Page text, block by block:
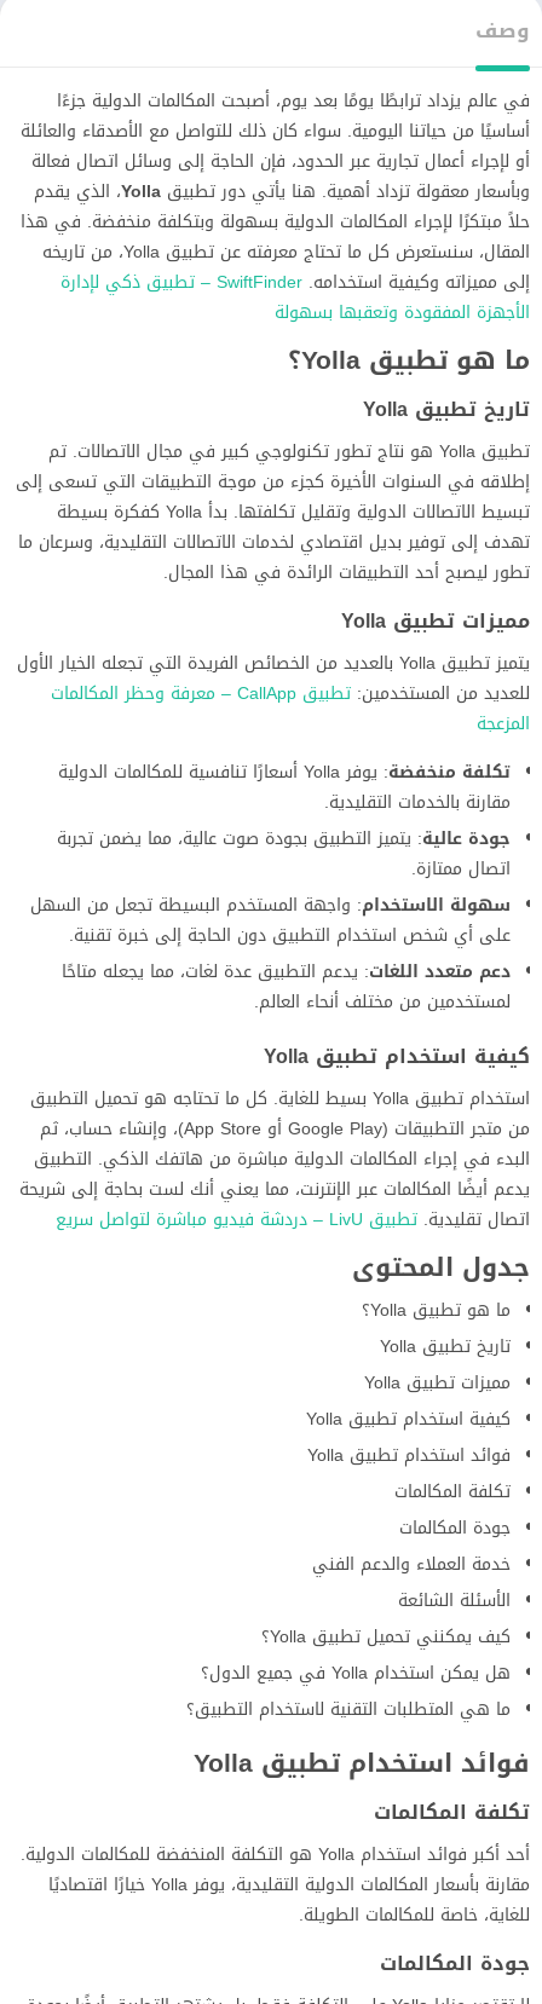
وصف
في عالم يزداد ترابطًا يومًا بعد يوم، أصبحت المكالمات الدولية جزءًا
أساسيًا من حياتنا اليومية. سواء كان ذلك للتواصل مع الأصدقاء والعائلة
أو لإجراء أعمال تجارية عبر الحدود، فإن الحاجة إلى وسائل اتصال فعالة
وبأسعار معقولة تزداد أهمية. هنا يأتي دور تطبيق Yolla، الذي يقدم
حلاً مبتكرًا لإجراء المكالمات الدولية بسهولة وبتكلفة منخفضة. في هذا
المقال، سنستعرض كل ما تحتاج معرفته عن تطبيق Yolla، من تاريخه
إلى مميزاته وكيفية استخدامه.
SwiftFinder – تطبيق ذكي لإدارة
الأجهزة المفقودة وتعقبها بسهولة
ما هو تطبيق Yolla؟
تاريخ تطبيق Yolla
تطبيق Yolla هو نتاج تطور تكنولوجي كبير في مجال الاتصالات. تم
إطلاقه في السنوات الأخيرة كجزء من موجة التطبيقات التي تسعى إلى
تبسيط الاتصالات الدولية وتقليل تكلفتها. بدأ Yolla كفكرة بسيطة
تهدف إلى توفير بديل اقتصادي لخدمات الاتصالات التقليدية، وسرعان ما
تطور ليصبح أحد التطبيقات الرائدة في هذا المجال.
مميزات تطبيق Yolla
يتميز تطبيق Yolla بالعديد من الخصائص الفريدة التي تجعله الخيار الأول
للعديد من المستخدمين:
تطبيق CallApp – معرفة وحظر المكالمات
المزعجة
تكلفة منخفضة
: يوفر Yolla أسعارًا تنافسية للمكالمات الدولية
مقارنة بالخدمات التقليدية.
جودة عالية: يتميز التطبيق بجودة صوت عالية، مما يضمن تجربة
اتصال ممتازة.
سهولة الاستخدام: واجهة المستخدم البسيطة تجعل من السهل
على أي شخص استخدام التطبيق دون الحاجة إلى خبرة تقنية.
دعم متعدد اللغات: يدعم التطبيق عدة لغات، مما يجعله متاحًا
لمستخدمين من مختلف أنحاء العالم.
كيفية استخدام تطبيق Yolla
استخدام تطبيق Yolla بسيط للغاية. كل ما تحتاجه هو تحميل التطبيق
من متجر التطبيقات (Google Play أو App Store)، وإنشاء حساب، ثم
البدء في إجراء المكالمات الدولية مباشرة من هاتفك الذكي. التطبيق
يدعم أيضًا المكالمات عبر الإنترنت، مما يعني أنك لست بحاجة إلى شريحة
اتصال تقليدية. تطبيق LivU – دردشة فيديو مباشرة لتواصل سريع
جدول المحتوى
ما هو تطبيق Yolla؟
تاريخ تطبيق Yolla
مميزات تطبيق Yolla
كيفية استخدام تطبيق Yolla
فوائد استخدام تطبيق Yolla
تكلفة المكالمات
جودة المكالمات
خدمة العملاء والدعم الفني
الأسئلة الشائعة
كيف يمكنني تحميل تطبيق Yolla؟
هل يمكن استخدام Yolla في جميع الدول؟
ما هي المتطلبات التقنية لاستخدام التطبيق؟
فوائد استخدام تطبيق Yolla
تكلفة المكالمات
أحد أكبر فوائد استخدام Yolla هو التكلفة المنخفضة للمكالمات الدولية.
مقارنة بأسعار المكالمات الدولية التقليدية، يوفر Yolla خيارًا اقتصاديًا
للغاية، خاصة للمكالمات الطويلة.
جودة المكالمات